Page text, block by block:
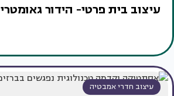
עיצוב בית פרטי- הידור גאומטרי
עיצוב חדרי אמבטיה